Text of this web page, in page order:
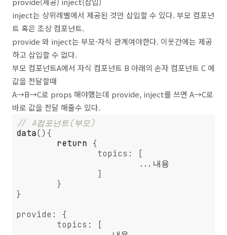
inject는 상위레벨에서 제공된 것만 삽입할 수 있다. 부모 컴포넌
트 혹은 조상 컴포넌트.
provide 와 inject는 부모-자식 관계여야한다. 이웃간에는 제공
하고 삽입할 수 없다.
부모 컴포넌트A에서 자식 컴포넌트 B 아래의 손자 컴포넌트 C 에
값을 전달할때
A→B→C로 props 해야했는데 provide, inject를 쓰면 A→C로
바로 값을 전달 해줄수 있다.
// A컴포넌트(부모)
data(){
return {
}
provide: {